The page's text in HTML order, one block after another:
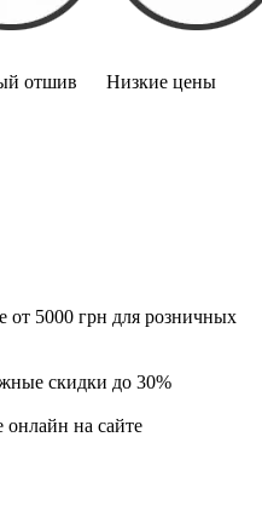
отшив Низкие цены
от 5000 грн для розничных
скидки до 30%
онлайн на сайте